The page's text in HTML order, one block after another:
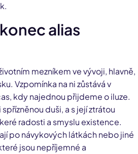
alias
mezníkem ve vývoji, hlavně,
Vzpomínka na ni zůstává v
kdy najednou přijdeme o iluze.
duši, a s její ztrátou
radosti a smyslu existence.
po návykových látkách nebo jiné
jsou nepříjemné a